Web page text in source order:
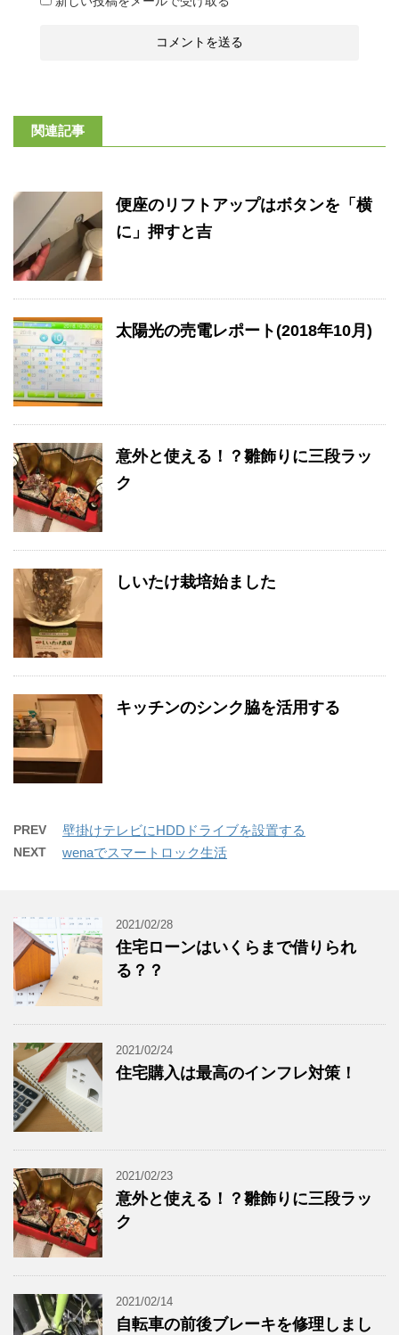
関連記事
便座のリフトアップはボタンを「横
に」押すと吉
太陽光の売電レポート(2018年10月)
意外と使える！？雛飾りに三段ラッ
ク
しいたけ栽培始ました
キッチンのシンク脇を活用する
PREV 壁掛けテレビにHDDドライブを設置する
NEXT wenaでスマートロック生活
2021/02/28
住宅ローンはいくらまで借りられ
る？？
2021/02/24
住宅購入は最高のインフレ対策！
2021/02/23
意外と使える！？雛飾りに三段ラッ
ク
2021/02/14
自転車の前後ブレーキを修理しまし